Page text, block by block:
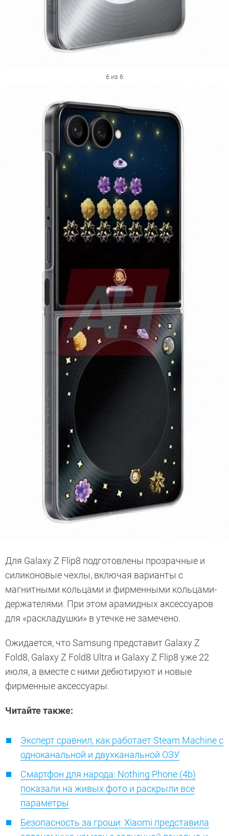
6 из 6
Для Galaxy Z Flip8 подготовлены прозрачные и
силиконовые чехлы, включая варианты с
магнитными кольцами и фирменными кольцами-
держателями. При этом арамидных аксессуаров
для «раскладушки» в утечке не замечено.
Ожидается, что Samsung представит Galaxy Z
Fold8, Galaxy Z Fold8 Ultra и Galaxy Z Flip8 уже 22
июля, а вместе с ними дебютируют и новые
фирменные аксессуары.
Читайте также:
Эксперт сравнил, как работает Steam Machine с
одноканальной и двухканальной ОЗУ
Смартфон для народа: Nothing Phone (4b)
показали на живых фото и раскрыли все
параметры
Безопасность за гроши: Xiaomi представила